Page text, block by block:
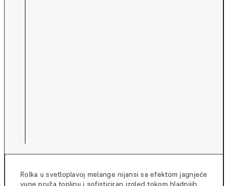
Rolka u svetloplavoj melange nijansi sa efektom jagnjeće
vune pruža toplinu i sofisticiran izgled tokom hladnijih